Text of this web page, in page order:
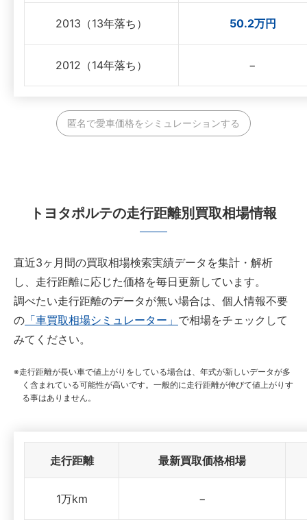
2013（13年落ち） 50.2万円
2012（14年落ち） −
匿名で愛車価格をシミュレーションする
トヨタポルテの走行距離別買取相場情報
直近3ヶ月間の買取相場検索実績データを集計・解析
し、走行距離に応じた価格を毎日更新しています。
調べたい走行距離のデータが無い場合は、個人情報不要
の 「車買取相場シミュレーター」 で相場をチェックして
みてください。
走行距離が長い車で値上がりをしている場合は、年式が新しいデータが多
く含まれている可能性が高いです。一般的に走行距離が伸びて値上がりす
る事はありません。
走行距離 最新買取価格相場
1万km −